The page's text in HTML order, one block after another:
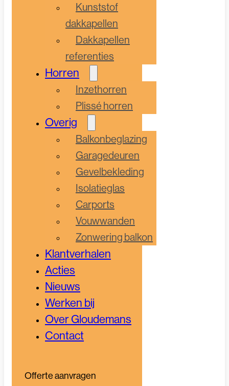
Kunststof
dakkapellen
Dakkapellen
referenties
Horren
Inzethorren
Plissé horren
Overig
Balkonbeglazing
Garagedeuren
Gevelbekleding
Isolatieglas
Carports
Vouwwanden
Zonwering balkon
Klantverhalen
Acties
Nieuws
Werken bij
Over Gloudemans
Contact
Offerte aanvragen